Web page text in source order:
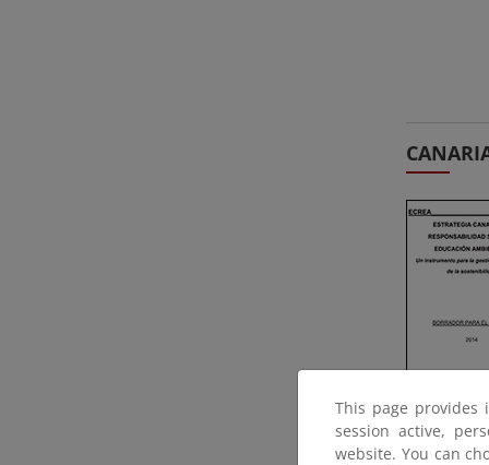
This page provides
session active,
website. You can